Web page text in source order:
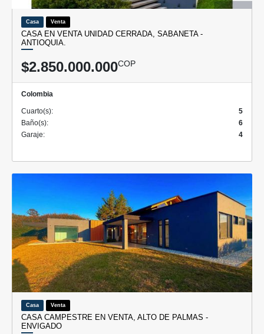
Casa Venta
CASA EN VENTA UNIDAD CERRADA, SABANETA -
ANTIOQUIA.
$2.850.000.000COP
Colombia
Cuarto(s):
5
Baño(s):
6
Garaje:
4
Casa Venta
CASA CAMPESTRE EN VENTA, ALTO DE PALMAS -
ENVIGADO